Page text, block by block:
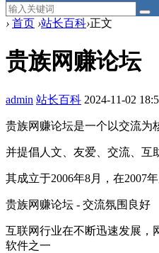
› 首页 ›站长百科›正文
贵族网赚论坛
admin 站长百科 2024-11-02
贵族网赚论坛是一个以交流为
并提倡人文、友爱、交流、互
其成立于2006年8月，在2007
贵族网赚论坛 - 交流氛围良好
互联网行业在不断迅速发展，
软件之一